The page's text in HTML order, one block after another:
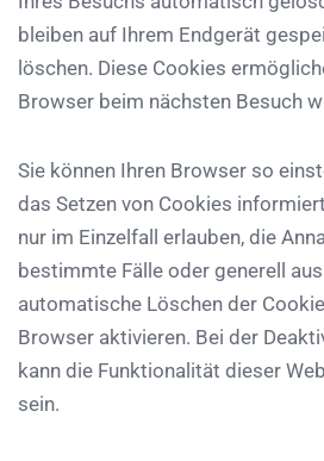
bleiben auf Ihrem Endgerät
löschen. Diese Cookies
Browser beim nächsten Besuch
Sie können Ihren Browser so
das Setzen von Cookies
nur im Einzelfall erlauben, die
bestimmte Fälle oder generell
automatische Löschen der
Browser aktivieren. Bei der
kann die Funktionalität dieser
sein.